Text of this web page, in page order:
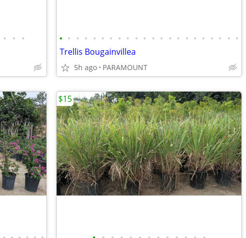
• • • • • • • • • • • • • • • • • • • • • • • • •
Trellis Bougainvillea
5h ago PARAMOUNT
$15